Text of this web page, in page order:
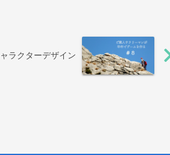
ラクターデザイン